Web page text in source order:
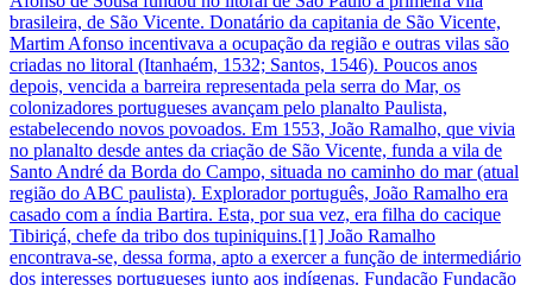
brasileira, de São Vicente. Donatário da capitania de São Vicente,
Martim Afonso incentivava a ocupação da região e outras vilas são
criadas no litoral (Itanhaém, 1532; Santos, 1546). Poucos anos
depois, vencida a barreira representada pela serra do Mar, os
colonizadores portugueses avançam pelo planalto Paulista,
estabelecendo novos povoados. Em 1553, João Ramalho, que vivia
no planalto desde antes da criação de São Vicente, funda a vila de
Santo André da Borda do Campo, situada no caminho do mar (atual
região do ABC paulista). Explorador português, João Ramalho era
casado com a índia Bartira. Esta, por sua vez, era filha do cacique
Tibiriçá, chefe da tribo dos tupiniquins.[1] João Ramalho
encontrava-se, dessa forma, apto a exercer a função de intermediário
dos interesses portugueses junto aos indígenas. Fundação Fundação